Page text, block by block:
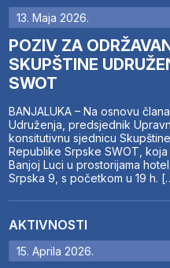
13. Maja 2026.
POZIV ZA
SKUPŠTINE
SWOT
BANJALUKA – Na osnovu
Udruženja, predsjednik
konsitutivnu sjednicu
Republike Srpske SWOT,
Banjoj Luci u prostorijama
Srpska 9, s početkom u 19 h.
AKTIVNOSTI
15. Aprila 2026.